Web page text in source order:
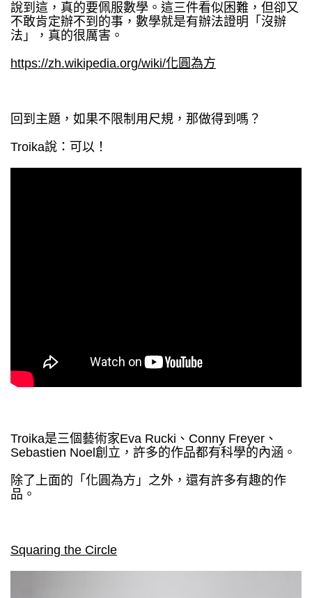
說到這，真的要佩服數學。這三件看似困難，但卻又
不敢肯定辦不到的事，數學就是有辦法證明「沒辦
法」，真的很厲害。
https://zh.wikipedia.org/wiki/化圓為方
回到主題，如果不限制用尺規，那做得到嗎？
Troika說：可以！
Troika是三個藝術家Eva Rucki、Conny Freyer、
Sebastien Noel創立，許多的作品都有科學的內涵。
除了上面的「化圓為方」之外，還有許多有趣的作
品。
Squaring the Circle